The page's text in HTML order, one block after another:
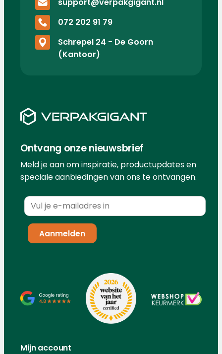
072 202 91 79
Schrepel 24 - De Goorn
(Kantoor)
Ontvang onze nieuwsbrief
Meld je aan om inspiratie, productupdates en
speciale aanbiedingen van ons te ontvangen.
Mijn account